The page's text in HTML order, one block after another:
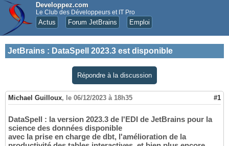
Developpez.com
Le Club des Développeurs et IT Pro
Actus Forum JetBrains Emploi
JetBrains : DataSpell 2023.3 est disponible
Répondre à la discussion
Michael Guilloux, le 06/12/2023 à 18h35 #1
DataSpell : la version 2023.3 de l'EDI de JetBrains pour la
science des données disponible
avec la prise en charge de dbt, l'amélioration de la